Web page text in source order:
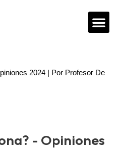
2024 ‌|‌‌ ‌Por Profesor De
‌-‌ Opiniones